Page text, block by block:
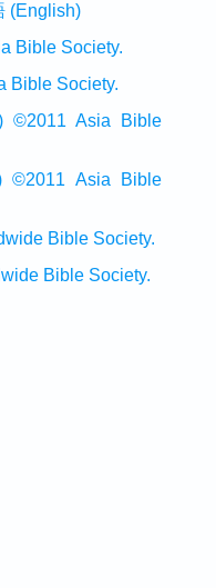
(English)
Bible Society.
Bible Society.
©2011 Asia Bible
Asia Bible
Bible Society.
Bible Society.